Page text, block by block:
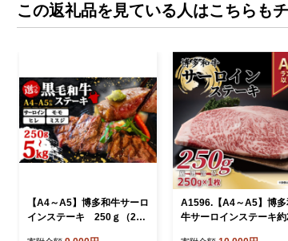
この返礼品を見ている人はこちらも
【A4～A5】博多和牛サーロ
インステーキ 250ｇ（250
A1596.【A4～A5】博多
牛サーロインステーキ